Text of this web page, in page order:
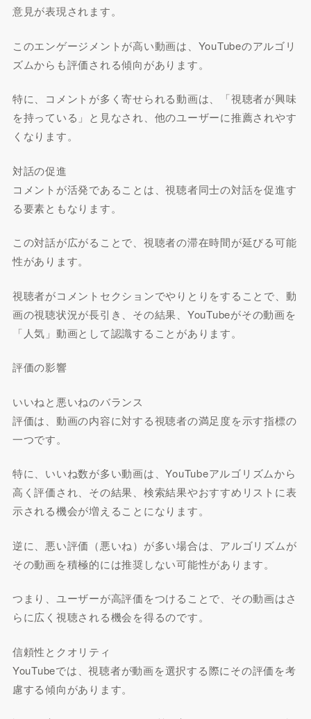
意見が表現されます。
このエンゲージメントが高い動画は、YouTubeのアルゴリ
ズムからも評価される傾向があります。
特に、コメントが多く寄せられる動画は、「視聴者が興味
を持っている」と見なされ、他のユーザーに推薦されやす
くなります。
対話の促進
コメントが活発であることは、視聴者同士の対話を促進す
る要素ともなります。
この対話が広がることで、視聴者の滞在時間が延びる可能
性があります。
視聴者がコメントセクションでやりとりをすることで、動
画の視聴状況が長引き、その結果、YouTubeがその動画を
「人気」動画として認識することがあります。
評価の影響
いいねと悪いねのバランス
評価は、動画の内容に対する視聴者の満足度を示す指標の
一つです。
特に、いいね数が多い動画は、YouTubeアルゴリズムから
高く評価され、その結果、検索結果やおすすめリストに表
示される機会が増えることになります。
逆に、悪い評価（悪いね）が多い場合は、アルゴリズムが
その動画を積極的には推奨しない可能性があります。
つまり、ユーザーが高評価をつけることで、その動画はさ
らに広く視聴される機会を得るのです。
信頼性とクオリティ
YouTubeでは、視聴者が動画を選択する際にその評価を考
慮する傾向があります。